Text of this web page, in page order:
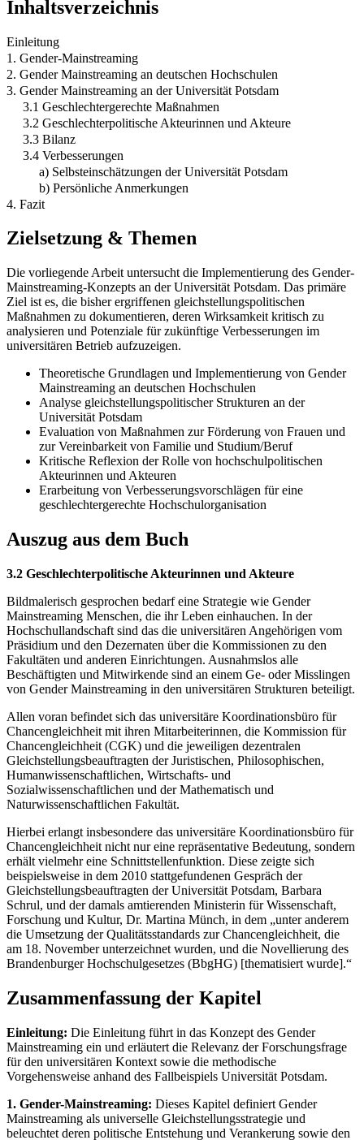
Inhaltsverzeichnis
Einleitung
1. Gender-Mainstreaming
2. Gender Mainstreaming an deutschen Hochschulen
3. Gender Mainstreaming an der Universität Potsdam
3.1 Geschlechtergerechte Maßnahmen
3.2 Geschlechterpolitische Akteurinnen und Akteure
3.3 Bilanz
3.4 Verbesserungen
a) Selbsteinschätzungen der Universität Potsdam
b) Persönliche Anmerkungen
4. Fazit
Zielsetzung & Themen
Die vorliegende Arbeit untersucht die Implementierung des Gender-
Mainstreaming-Konzepts an der Universität Potsdam. Das primäre
Ziel ist es, die bisher ergriffenen gleichstellungspolitischen
Maßnahmen zu dokumentieren, deren Wirksamkeit kritisch zu
analysieren und Potenziale für zukünftige Verbesserungen im
universitären Betrieb aufzuzeigen.
Theoretische Grundlagen und Implementierung von Gender
Mainstreaming an deutschen Hochschulen
Analyse gleichstellungspolitischer Strukturen an der
Universität Potsdam
Evaluation von Maßnahmen zur Förderung von Frauen und
zur Vereinbarkeit von Familie und Studium/Beruf
Kritische Reflexion der Rolle von hochschulpolitischen
Akteurinnen und Akteuren
Erarbeitung von Verbesserungsvorschlägen für eine
geschlechtergerechte Hochschulorganisation
Auszug aus dem Buch
3.2 Geschlechterpolitische Akteurinnen und Akteure
Bildmalerisch gesprochen bedarf eine Strategie wie Gender
Mainstreaming Menschen, die ihr Leben einhauchen. In der
Hochschullandschaft sind das die universitären Angehörigen vom
Präsidium und den Dezernaten über die Kommissionen zu den
Fakultäten und anderen Einrichtungen. Ausnahmslos alle
Beschäftigten und Mitwirkende sind an einem Ge- oder Misslingen
von Gender Mainstreaming in den universitären Strukturen beteiligt.
Allen voran befindet sich das universitäre Koordinationsbüro für
Chancengleichheit mit ihren Mitarbeiterinnen, die Kommission für
Chancengleichheit (CGK) und die jeweiligen dezentralen
Gleichstellungsbeauftragten der Juristischen, Philosophischen,
Humanwissenschaftlichen, Wirtschafts- und
Sozialwissenschaftlichen und der Mathematisch und
Naturwissenschaftlichen Fakultät.
Hierbei erlangt insbesondere das universitäre Koordinationsbüro für
Chancengleichheit nicht nur eine repräsentative Bedeutung, sondern
erhält vielmehr eine Schnittstellenfunktion. Diese zeigte sich
beispielsweise in dem 2010 stattgefundenen Gespräch der
Gleichstellungsbeauftragten der Universität Potsdam, Barbara
Schrul, und der damals amtierenden Ministerin für Wissenschaft,
Forschung und Kultur, Dr. Martina Münch, in dem „unter anderem
die Umsetzung der Qualitätsstandards zur Chancengleichheit, die
am 18. November unterzeichnet wurden, und die Novellierung des
Brandenburger Hochschulgesetzes (BbgHG) [thematisiert wurde].“
Zusammenfassung der Kapitel
Einleitung: Die Einleitung führt in das Konzept des Gender
Mainstreaming ein und erläutert die Relevanz der Forschungsfrage
für den universitären Kontext sowie die methodische
Vorgehensweise anhand des Fallbeispiels Universität Potsdam.
1. Gender-Mainstreaming: Dieses Kapitel definiert Gender
Mainstreaming als universelle Gleichstellungsstrategie und
beleuchtet deren politische Entstehung und Verankerung sowie den